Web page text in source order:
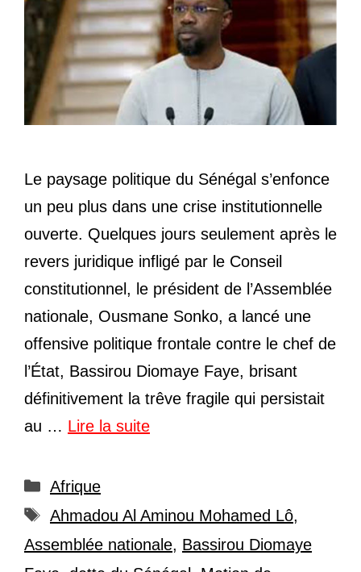
Le paysage politique du Sénégal s’enfonce
un peu plus dans une crise institutionnelle
ouverte. Quelques jours seulement après le
revers juridique infligé par le Conseil
constitutionnel, le président de l’Assemblée
nationale, Ousmane Sonko, a lancé une
offensive politique frontale contre le chef de
l’État, Bassirou Diomaye Faye, brisant
définitivement la trêve fragile qui persistait
au … Lire la suite
Catégories
Afrique
Étiquettes
Ahmadou Al Aminou Mohamed Lô,
Assemblée nationale, Bassirou Diomaye